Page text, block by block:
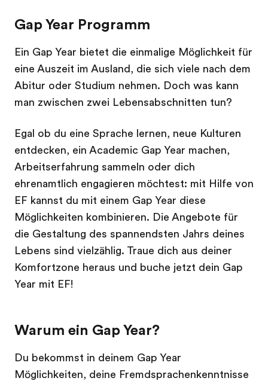
Gap Year Programm
Ein Gap Year bietet die einmalige Möglichkeit für
eine Auszeit im Ausland, die sich viele nach dem
Abitur oder Studium nehmen. Doch was kann
man zwischen zwei Lebensabschnitten tun?
Egal ob du eine Sprache lernen, neue Kulturen
entdecken, ein Academic Gap Year machen,
Arbeitserfahrung sammeln oder dich
ehrenamtlich engagieren möchtest: mit Hilfe von
EF kannst du mit einem Gap Year diese
Möglichkeiten kombinieren. Die Angebote für
die Gestaltung des spannendsten Jahrs deines
Lebens sind vielzählig. Traue dich aus deiner
Komfortzone heraus und buche jetzt dein Gap
Year mit EF!
Warum ein Gap Year?
Du bekommst in deinem Gap Year
Möglichkeiten, deine Fremdsprachenkenntnisse